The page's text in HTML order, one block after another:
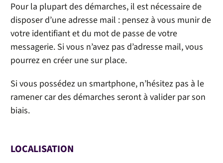
Pour la plupart des démarches, il est nécessaire de
disposer d’une adresse mail : pensez à vous munir de
votre identifiant et du mot de passe de votre
messagerie. Si vous n’avez pas d’adresse mail, vous
pourrez en créer une sur place.
Si vous possédez un smartphone, n’hésitez pas à le
ramener car des démarches seront à valider par son
biais.
LOCALISATION